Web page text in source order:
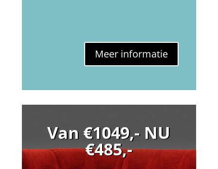
Meer informatie
Van €1049,- NU
€485,-